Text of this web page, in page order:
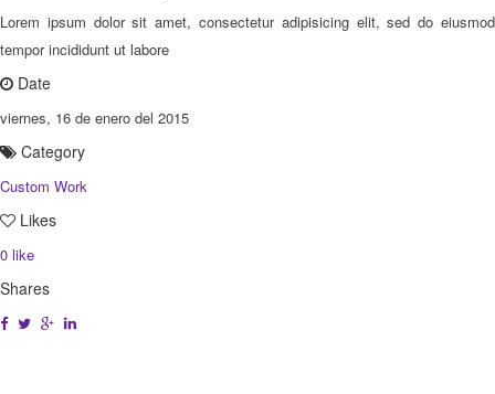
Lorem ipsum dolor sit amet, consectetur adipisicing elit, sed do eiusmod
tempor incididunt ut labore
Date
viernes, 16 de enero del 2015
Category
Custom Work
Likes
0 like
Shares